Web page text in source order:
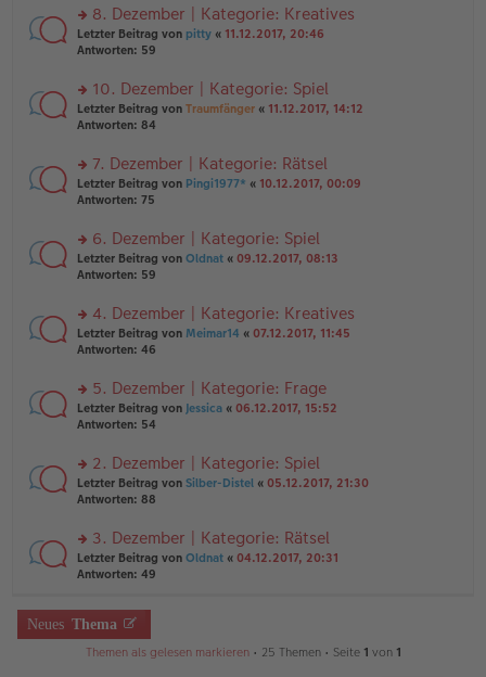
tr
a
g
e
n
er
tr
a
g
n
g
el
e
n
er
tr
a
g
rs
te
n
g
el
e
n
er
tr
a
g
8. Dezember | Kategorie: Kreatives
Letzter Beitrag von pitty « 11.12.2017, 20:46
Antworten: 59
rs
te
n
g
el
e
n
er
tr
a
g
10. Dezember | Kategorie: Spiel
Letzter Beitrag von Traumfänger « 11.12.2017, 14:12
Antworten: 84
rs
te
n
g
el
e
n
er
tr
a
g
7. Dezember | Kategorie: Rätsel
Letzter Beitrag von Pingi1977* « 10.12.2017, 00:09
Antworten: 75
rs
te
n
g
el
e
n
er
tr
a
g
6. Dezember | Kategorie: Spiel
Letzter Beitrag von Oldnat « 09.12.2017, 08:13
Antworten: 59
rs
te
n
g
el
e
n
er
tr
a
g
4. Dezember | Kategorie: Kreatives
Letzter Beitrag von Meimar14 « 07.12.2017, 11:45
Antworten: 46
rs
te
n
g
el
e
n
er
tr
a
5. Dezember | Kategorie: Frage
Letzter Beitrag von Jessica « 06.12.2017, 15:52
Antworten: 54
rs
te
n
g
el
e
n
er
2. Dezember | Kategorie: Spiel
Letzter Beitrag von Silber-Distel « 05.12.2017, 21:30
Antworten: 88
rs
te
n
g
3. Dezember | Kategorie: Rätsel
Letzter Beitrag von Oldnat « 04.12.2017, 20:31
Antworten: 49
Neues Thema
Themen als gelesen markieren• 25 Themen • Seite 1 von 1